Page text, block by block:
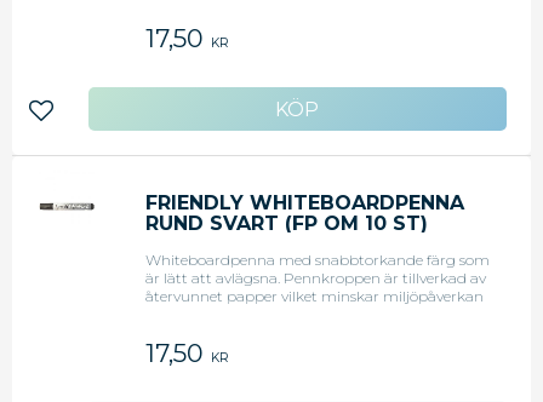
17,50 KR
Lägg till i favoriter
FRIENDLY WHITEBOARDPENNA
RUND SVART (FP OM 10 ST)
Whiteboardpenna med snabbtorkande färg som
är lätt att avlägsna. Pennkroppen är tillverkad av
återvunnet papper vilket minskar miljöpåverkan
17,50 KR